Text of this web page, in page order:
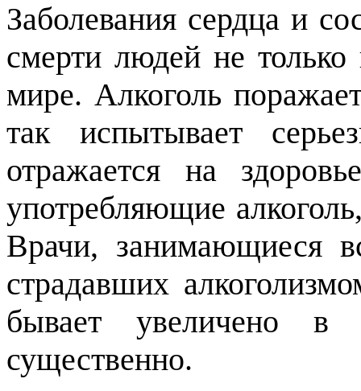
Заболевания сердца и
смерти людей не
мире. Алкоголь
так испытывает
отражается на
употребляющие
Врачи, занимающиеся
страдавших
бывает увеличено в
существенно.